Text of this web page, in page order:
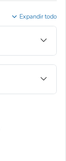
Expandir todo